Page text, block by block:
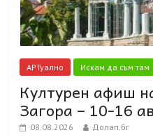
АРТуално Искам да съм там
Културен афиш
Загора – 10-16
08.08.2026 Долап.бг